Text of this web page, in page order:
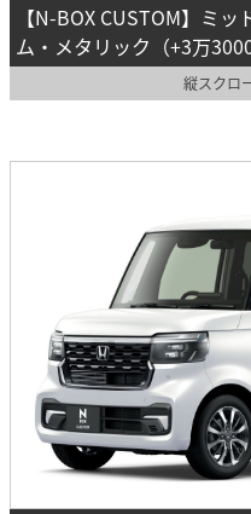
【N-BOX CUSTOM】ミ
ム・メタリック（+3万3000
縦スクロ